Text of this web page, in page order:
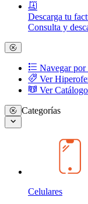
Descarga tu
Consulta y
Navegar por
Ver
Ver Catálogo
Categorías
Celulares